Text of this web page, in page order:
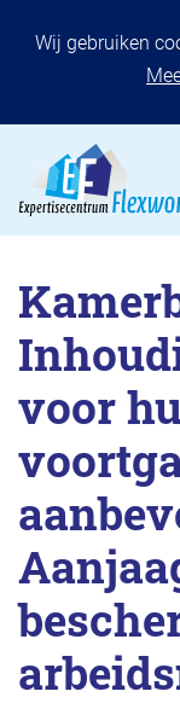
Wij gebruiken
voor